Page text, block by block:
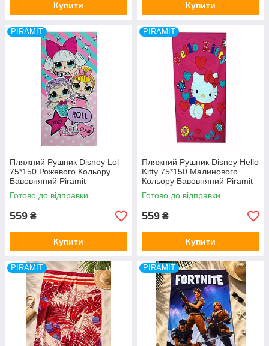
Купити Купити
PIRAMIT
Пляжний Рушник Disney Lol
75*150 Рожевого Кольору
Бавовняний Piramit
Туреччина
Готово до відправки
559 ₴
Купити
PIRAMIT
Пляжний Рушник Disney Hello
Kitty 75*150 Малинового
Кольору Бавовняний Piramit
Туреччина
Готово до відправки
559 ₴
Купити
PIRAMIT PIRAMIT